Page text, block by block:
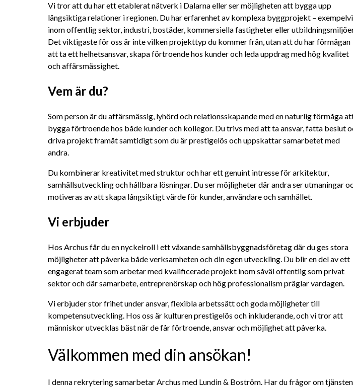
Vi tror att du har ett etablerat nätverk i Dalarna eller ser möjligheten att bygga upp
långsiktiga relationer i regionen. Du har erfarenhet av komplexa byggprojekt –
inom offentlig sektor, industri, bostäder, kommersiella fastigheter eller
Det viktigaste för oss är inte vilken projekttyp du kommer från, utan att du har förmågan
att ta ett helhetsansvar, skapa förtroende hos kunder och leda uppdrag med hög kvalitet
och affärsmässighet.
Vem är du?
Som person är du affärsmässig, lyhörd och relationsskapande med en naturlig förmåga
bygga förtroende hos både kunder och kollegor. Du trivs med att ta ansvar, fatta beslut
driva projekt framåt samtidigt som du är prestigelös och uppskattar samarbetet med
andra.
Du kombinerar kreativitet med struktur och har ett genuint intresse för arkitektur,
samhällsutveckling och hållbara lösningar. Du ser möjligheter där andra ser utmaningar
motiveras av att skapa långsiktigt värde för kunder, användare och samhället.
Vi erbjuder
Hos Archus får du en nyckelroll i ett växande samhällsbyggnadsföretag där du ges stora
möjligheter att påverka både verksamheten och din egen utveckling. Du blir en del av ett
engagerat team som arbetar med kvalificerade projekt inom såväl offentlig som privat
sektor och där samarbete, entreprenörskap och hög professionalism präglar vardagen.
Vi erbjuder stor frihet under ansvar, flexibla arbetssätt och goda möjligheter till
kompetensutveckling. Hos oss är kulturen prestigelös och inkluderande, och vi tror att
människor utvecklas bäst när de får förtroende, ansvar och möjlighet att påverka.
Välkommen med din ansökan!
I denna rekrytering samarbetar Archus med Lundin & Boström. Har du frågor om tjänsten